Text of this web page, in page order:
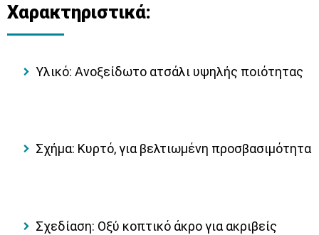
Χαρακτηριστικά:
Υλικό: Ανοξείδωτο ατσάλι υψηλής ποιότητας
Σχήμα: Κυρτό, για βελτιωμένη προσβασιμότητα
Σχεδίαση: Οξύ κοπτικό άκρο για ακριβείς